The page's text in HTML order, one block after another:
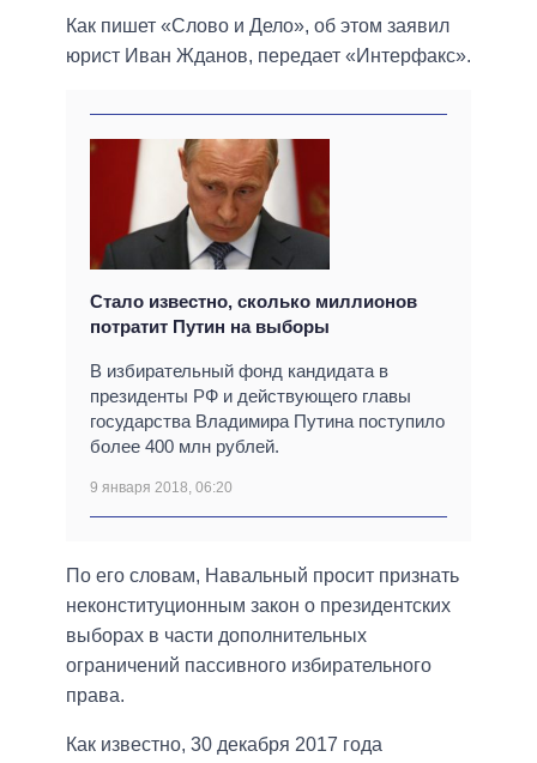
Как пишет «Слово и Дело», об этом заявил
юрист Иван Жданов, передает «Интерфакс».
Стало известно, сколько миллионов
потратит Путин на выборы
В избирательный фонд кандидата в
президенты РФ и действующего главы
государства Владимира Путина поступило
более 400 млн рублей.
9 января 2018, 06:20
По его словам, Навальный просит признать
неконституционным закон о президентских
выборах в части дополнительных
ограничений пассивного избирательного
права.
Как известно, 30 декабря 2017 года